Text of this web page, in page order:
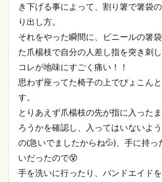
き下げる事によって、割り箸で箸袋
り出し方。
それをやった瞬間に、ビニールの箸
た爪楊枝で自分の人差し指を突き刺
コレが地味にすごく痛い！！
思わず座ってた椅子の上でぴょこん
す。
とりあえず爪楊枝の先が指に入った
ろうかを確認し、入ってはいないよ
の(急いでましたからね💦)、手に持っ
いだったので😵
手を洗いに行ったり、バンドエイド